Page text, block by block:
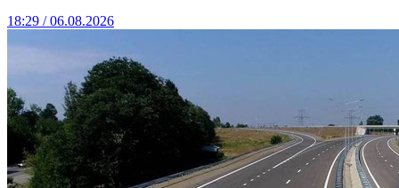
18:29 / 06.08.2026